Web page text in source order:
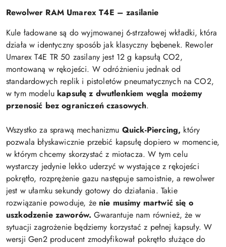
Rewolwer RAM Umarex T4E – zasilanie
Kule ładowane są do wyjmowanej 6-strzałowej wkładki, która
działa w identyczny sposób jak klasyczny bębenek. Rewoler
Umarex T4E TR 50 zasilany jest 12 g kapsułą CO2,
montowaną w rękojeści. W odróżnieniu jednak od
standardowych replik i pistoletów pneumatycznych na CO2,
w tym modelu kapsułę z dwutlenkiem węgla możemy
przenosić bez ograniczeń czasowych.
Wszystko za sprawą mechanizmu Quick-Piercing, który
pozwala błyskawicznie przebić kapsułę dopiero w momencie,
w którym chcemy skorzystać z miotacza. W tym celu
wystarczy jedynie lekko uderzyć w wystające z rękojeści
pokrętło, rozprężenie gazu następuje samoistnie, a rewolwer
jest w ułamku sekundy gotowy do działania. Takie
rozwiązanie powoduje, że nie musimy martwić się o
uszkodzenie zaworów. Gwarantuje nam również, że w
sytuacji zagrożenie będziemy korzystać z pełnej kapsuły. W
wersji Gen2 producent zmodyfikował pokrętło służące do